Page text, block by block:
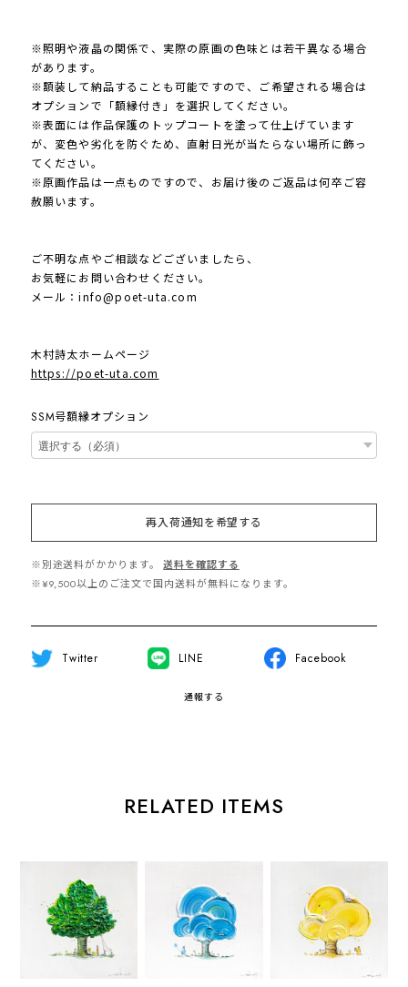
※照明や液晶の関係で、実際の原画の色味とは若干異なる場合
があります。
※額装して納品することも可能ですので、ご希望される場合は
オプションで「額縁付き」を選択してください。
※表面には作品保護のトップコートを塗って仕上げています
が、変色や劣化を防ぐため、直射日光が当たらない場所に飾っ
てください。
※原画作品は一点ものですので、お届け後のご返品は何卒ご容
赦願います。
ご不明な点やご相談などございましたら、
お気軽にお問い合わせください。
メール：info@poet-uta.com
木村詩太ホームページ
https://poet-uta.com
SSM号額縁オプション
再入荷通知を希望する
※別途送料がかかります。
送料を確認する
※¥9,500以上のご注文で国内送料が無料になります。
Twitter LINE Facebook
通報する
RELATED ITEMS